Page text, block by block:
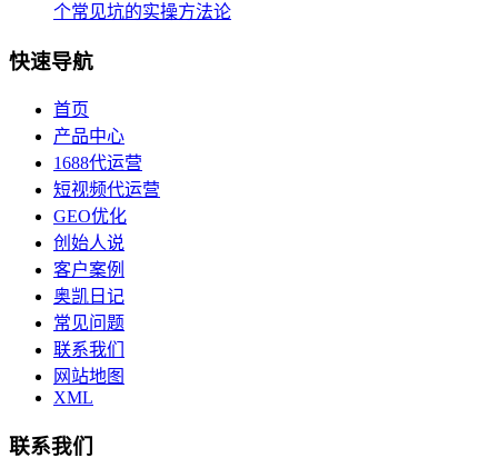
个常见坑的实操方法论
快速导航
首页
产品中心
1688代运营
短视频代运营
GEO优化
创始人说
客户案例
奥凯日记
常见问题
联系我们
网站地图
XML
联系我们